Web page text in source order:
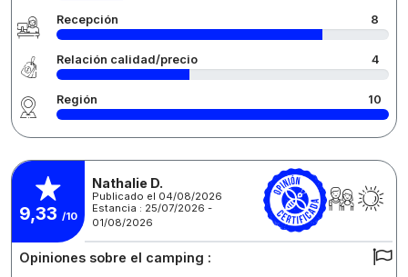
Recepción 8
Relación calidad/precio 4
Región 10
9,33 /10
Nathalie D.
Publicado el 04/08/2026
Estancia : 25/07/2026 -
01/08/2026
Opiniones sobre el camping :